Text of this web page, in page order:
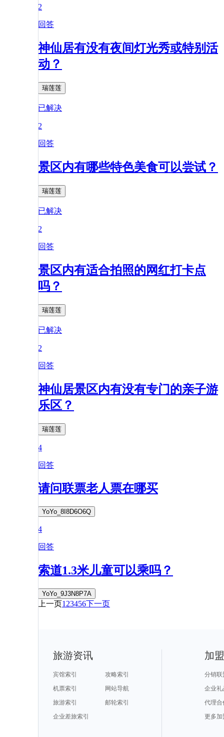
2
回答
神仙居有没有夜间灯光秀或特别活
动？
瑞莲莲
已解决
2
回答
景区内有哪些特色美食可以尝试？
瑞莲莲
已解决
2
回答
景区内有适合拍照的网红打卡点
吗？
瑞莲莲
已解决
2
回答
神仙居景区内有没有专门的亲子游
乐区？
瑞莲莲
4
回答
请问联票老人票在哪买
YoYo_8I8D6O6Q
4
回答
索道1.3米儿童可以乘吗？
YoYo_9J3N8P7A
上一页1 23456下一页
旅游资讯
宾馆索引
攻略索引
机票索引
网站导航
旅游索引
邮轮索引
企业差旅索引
加
分销联
企业礼
代理合
更多加